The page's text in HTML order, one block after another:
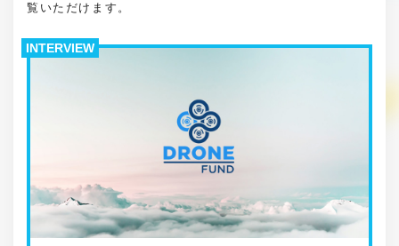
覧いただけます。
INTERVIEW